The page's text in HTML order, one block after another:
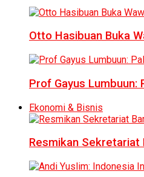
Otto Hasibuan Buka
Prof Gayus Lumbuun:
Ekonomi & Bisnis
Resmikan Sekretariat